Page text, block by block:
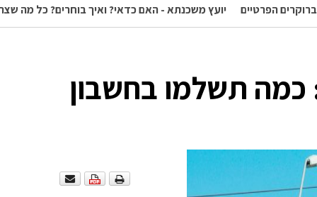
הפרטיים יועץ משכנתא - האם כדאי? ואיך בוחרים? כל מה
כמה תשלמו בחשבון